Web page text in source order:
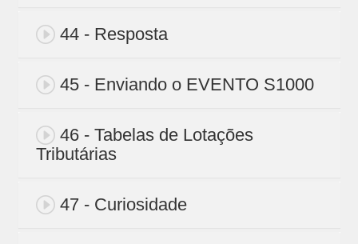
44 - Resposta
45 - Enviando o EVENTO S1000
46 - Tabelas de Lotações
Tributárias
47 - Curiosidade